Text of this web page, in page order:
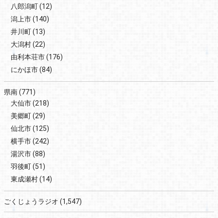
八郎潟町(12)
潟上市(140)
井川町(13)
大潟村(22)
由利本荘市(176)
にかほ市(84)
県南(771)
大仙市(218)
美郷町(29)
仙北市(125)
横手市(242)
湯沢市(88)
羽後町(51)
東成瀬村(14)
ごくじょうラジオ (1,547)